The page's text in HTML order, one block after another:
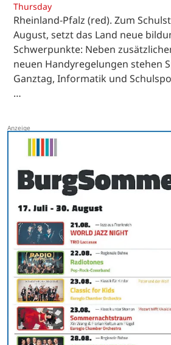
Thursday
Rheinland-Pfalz (red). Zum
August, setzt das Land neue
Schwerpunkte: Neben
neuen Handyregelungen stehen
Ganztag, Informatik und
…